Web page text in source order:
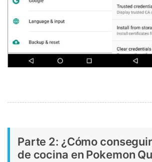
Parte 2: ¿Cómo
de cocina en Pokemon